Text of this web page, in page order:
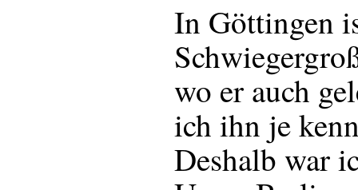
In Göttingen
wo er auch
ich ihn je
Deshalb war